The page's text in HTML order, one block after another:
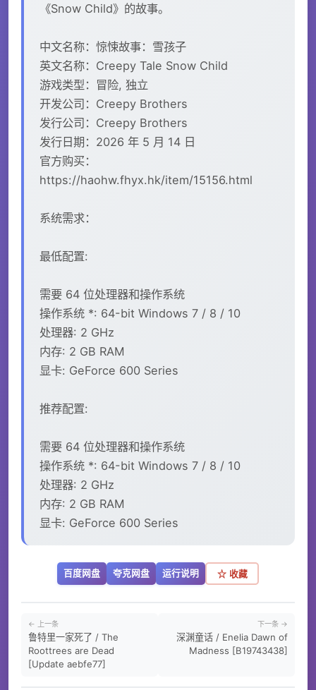
《Snow Child》的故事。
中文名称：惊悚故事：雪孩子
英文名称：Creepy Tale Snow Child
游戏类型：冒险, 独立
开发公司：Creepy Brothers
发行公司：Creepy Brothers
发行日期：2026 年 5 月 14 日
官方购买：
https://haohw.fhyx.hk/item/15156.html
系统需求：
最低配置:
需要 64 位处理器和操作系统
操作系统 *: 64-bit Windows 7 / 8 / 10
处理器: 2 GHz
内存: 2 GB RAM
显卡: GeForce 600 Series
推荐配置:
需要 64 位处理器和操作系统
操作系统 *: 64-bit Windows 7 / 8 / 10
处理器: 2 GHz
内存: 2 GB RAM
显卡: GeForce 600 Series
百度网盘 夸克网盘 运行说明 ☆ 收藏
← 上一条
鲁特里一家死了 / The
Roottrees are Dead
[Update aebfe77]
下一条 →
深渊童话 / Enelia Dawn of
Madness [B19743438]